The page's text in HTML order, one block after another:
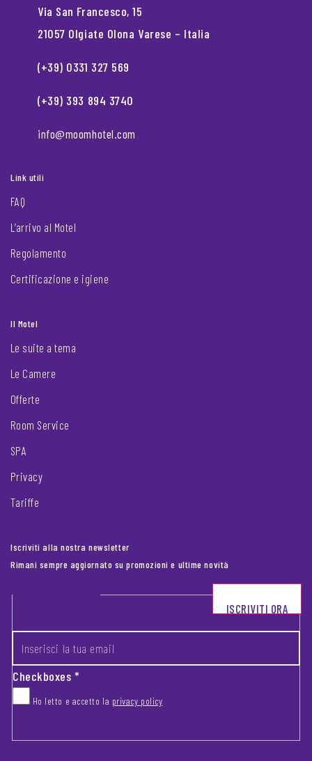
Via San Francesco, 15
21057 Olgiate Olona Varese – Italia
(+39) 0331 327 569
(+39) 393 894 3740
info@moomhotel.com
Link utili
FAQ
L’arrivo al Motel
Regolamento
Certificazione e igiene
Il Motel
Le suite a tema
Le Camere
Offerte
Room Service
SPA
Privacy
Tariffe
Iscriviti alla nostra newsletter
Rimani sempre aggiornato su promozioni e ultime novità
Footer newsletter
Checkboxes*
Ho letto e accetto la privacy policy
ISCRIVITI ORA